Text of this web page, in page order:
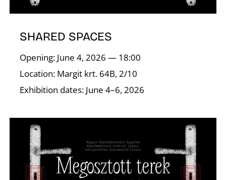
SHARED SPACES
Opening: June 4, 2026 — 18:00
Location: Margit krt. 64B, 2/10
Exhibition dates: June 4–6, 2026